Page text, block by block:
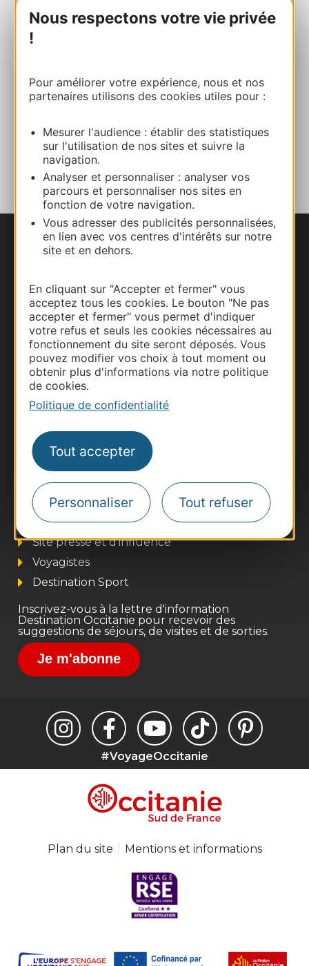
Nous respectons votre vie privée
!
Pour améliorer votre expérience, nous et nos
partenaires utilisons des cookies utiles pour :
Mesurer l'audience : établir des statistiques
sur l'utilisation de nos sites et suivre la
navigation.
Analyser et personnaliser : analyser vos
parcours et personnaliser nos sites en
fonction de votre navigation.
Vous adresser des publicités personnalisées,
en lien avec vos centres d'intérêts sur notre
site et en dehors.
En cliquant sur "Accepter et fermer" vous
acceptez tous les cookies. Le bouton "Ne pas
accepter et fermer" vous permet d'indiquer
votre refus et seuls les cookies nécessaires au
fonctionnement du site seront déposés. Vous
pouvez modifier vos choix à tout moment ou
obtenir plus d'informations via notre politique
de cookies.
Politique de confidentialité
Tout accepter
Personnaliser Tout refuser
05 63 48 83 01
AJOUTER
AU CARNET
Nous contacter
Documentation
Thermalisme
Business/Mice
Pros d'Occitanie
Site presse et d'influence
Voyagistes
Destination Sport
Inscrivez-vous à la lettre d'information
Destination Occitanie pour recevoir des
suggestions de séjours, de visites et de sorties.
Je m'abonne
#VoyageOccitanie
Plan du site Mentions et informations